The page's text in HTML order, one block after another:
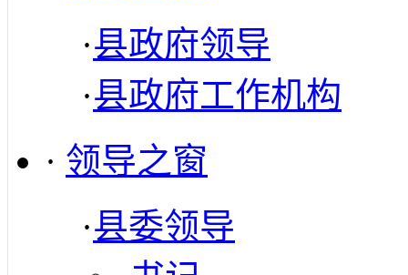
·县政府领导
·县政府工作机构
· 领导之窗
·县委领导